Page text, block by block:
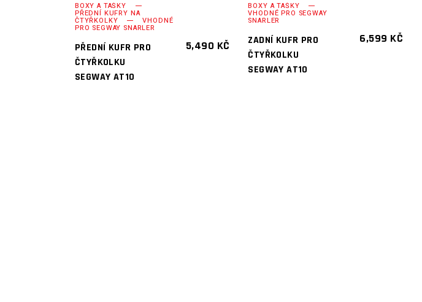
BOXY A TAŠKY
PŘEDNÍ KUFRY NA
ČTYŘKOLKY VHODNÉ
PRO SEGWAY SNARLER
PŘEDNÍ KUFR PRO
ČTYŘKOLKU
SEGWAY AT10
5,490 KČ
BOXY A TAŠKY
VHODNÉ PRO SEGWAY
SNARLER
ZADNÍ KUFR PRO
ČTYŘKOLKU
SEGWAY AT10
6,599 KČ